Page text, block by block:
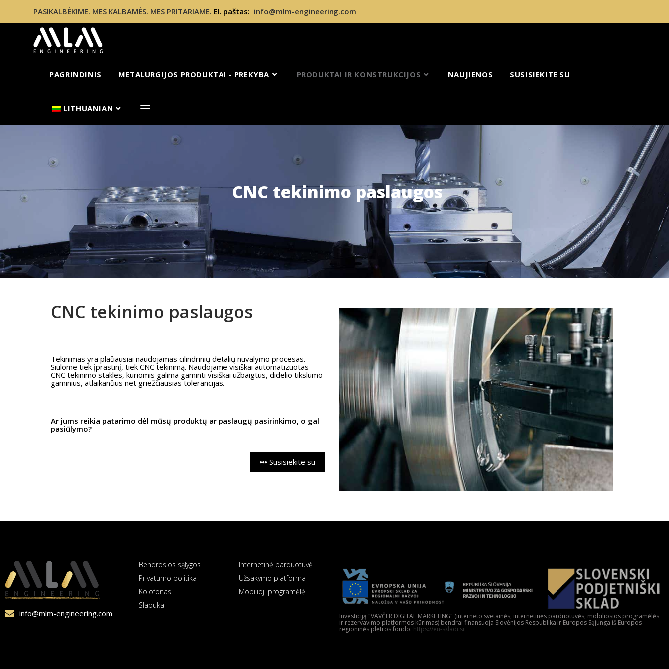
PASIKALBĖKIME. MES KALBAMĖS. MES PRITARIAME. El. paštas: info@mlm-engineering.com
PAGRINDINIS METALURGIJOS PRODUKTAI - PREKYBA PRODUKTAI IR KONSTRUKCIJOS NAUJIENOS SUSISIEKITE SU
LITHUANIAN
CNC tekinimo paslaugos
CNC tekinimo paslaugos
Tekinimas yra plačiausiai naudojamas cilindrinių detalių nuvalymo procesas.
Siūlome tiek įprastinį, tiek CNC tekinimą. Naudojame visiškai automatizuotas
CNC tekinimo stakles, kuriomis galima gaminti visiškai užbaigtus, didelio tikslumo
gaminius, atlaikančius net griežčiausias tolerancijas.
Ar jums reikia patarimo dėl mūsų produktų ar paslaugų pasirinkimo, o gal
pasiūlymo?
Susisiekite su
info@mlm-engineering.com
Bendrosios sąlygos
Privatumo politika
Kolofonas
Slapukai
Internetinė parduotuvė
Užsakymo platforma
Mobilioji programėlė
Investiciją "VAVČER DIGITAL MARKETING" (interneto svetainės, internetinės parduotuvės, mobiliosios programėlės
ir rezervavimo platformos kūrimas) bendrai finansuoja Slovėnijos Respublika ir Europos Sąjunga iš Europos
regioninės plėtros fondo. https://eu-skladi.si